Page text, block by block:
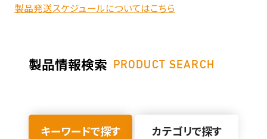
製品発送スケジュールについてはこちら
製品情報検索 PRODUCT SEARCH
キーワードで探す カテゴリで探す